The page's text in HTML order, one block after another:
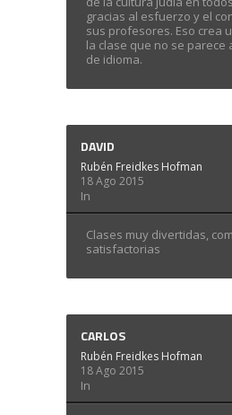
gracias al esfuerzo y el
sus profesores. Eso crea
la clase que no se parece
de idioma.
DAVID
Rubén Freidkes Hofman
18 Ago 2015
In
Clases muy divertidas,
satisfactorias
CARLOS
Rubén Freidkes Hofman
18 Ago 2015
In